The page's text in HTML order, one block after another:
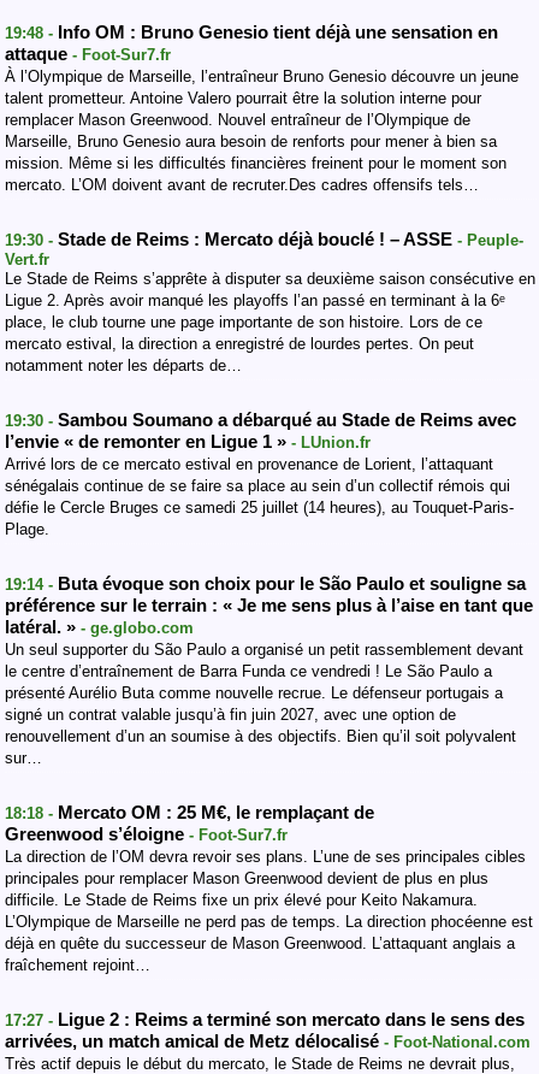
19:48 - Info OM : Bruno Genesio tient déjà une sensation en
attaque - Foot-Sur7.fr
À l’Olympique de Marseille, l’entraîneur Bruno Genesio découvre un jeune
talent prometteur. Antoine Valero pourrait être la solution interne pour
remplacer Mason Greenwood. Nouvel entraîneur de l’Olympique de
Marseille, Bruno Genesio aura besoin de renforts pour mener à bien sa
mission. Même si les difficultés financières freinent pour le moment son
mercato. L’OM doivent avant de recruter.Des cadres offensifs tels…
19:30 - Stade de Reims : Mercato déjà bouclé ! – ASSE - Peuple-
Vert.fr
Le Stade de Reims s’apprête à disputer sa deuxième saison consécutive en
Ligue 2. Après avoir manqué les playoffs l’an passé en terminant à la 6ᵉ
place, le club tourne une page importante de son histoire. Lors de ce
mercato estival, la direction a enregistré de lourdes pertes. On peut
notamment noter les départs de…
19:30 - Sambou Soumano a débarqué au Stade de Reims avec
l’envie « de remonter en Ligue 1 » - LUnion.fr
Arrivé lors de ce mercato estival en provenance de Lorient, l’attaquant
sénégalais continue de se faire sa place au sein d’un collectif rémois qui
défie le Cercle Bruges ce samedi 25 juillet (14 heures), au Touquet-Paris-
Plage.
19:14 - Buta évoque son choix pour le São Paulo et souligne sa
préférence sur le terrain : « Je me sens plus à l’aise en tant que
latéral. » - ge.globo.com
Un seul supporter du São Paulo a organisé un petit rassemblement devant
le centre d’entraînement de Barra Funda ce vendredi ! Le São Paulo a
présenté Aurélio Buta comme nouvelle recrue. Le défenseur portugais a
signé un contrat valable jusqu’à fin juin 2027, avec une option de
renouvellement d’un an soumise à des objectifs. Bien qu’il soit polyvalent
sur…
18:18 - Mercato OM : 25 M€, le remplaçant de
Greenwood s’éloigne - Foot-Sur7.fr
La direction de l’OM devra revoir ses plans. L’une de ses principales cibles
principales pour remplacer Mason Greenwood devient de plus en plus
difficile. Le Stade de Reims fixe un prix élevé pour Keito Nakamura.
L’Olympique de Marseille ne perd pas de temps. La direction phocéenne est
déjà en quête du successeur de Mason Greenwood. L’attaquant anglais a
fraîchement rejoint…
17:27 - Ligue 2 : Reims a terminé son mercato dans le sens des
arrivées, un match amical de Metz délocalisé - Foot-National.com
Très actif depuis le début du mercato, le Stade de Reims ne devrait plus,